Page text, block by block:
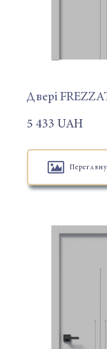
Двері
5 433 UAH